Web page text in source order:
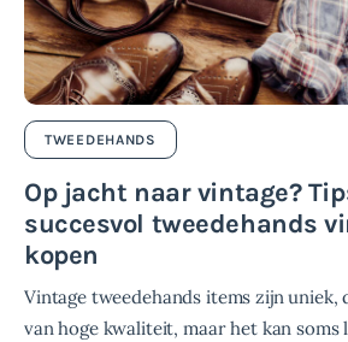
TWEEDEHANDS
Op jacht naar vintage?
succesvol tweedehands
kopen
Vintage tweedehands items zijn uniek,
van hoge kwaliteit, maar het kan soms